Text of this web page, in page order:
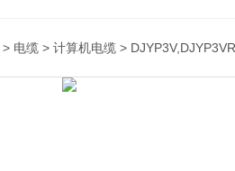
> 电缆 > 计算机电缆 >